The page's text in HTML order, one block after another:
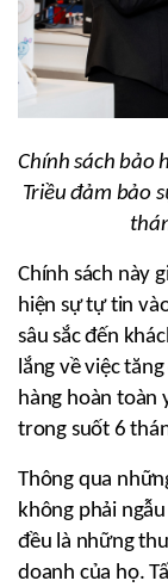
Chính sách bảo
Triều đảm bảo
Chính sách này
hiện sự tự tin
sâu sắc đến
lắng về việc
hàng hoàn toàn
trong suốt 6
Thông qua
không phải
đều là những
doanh của họ.